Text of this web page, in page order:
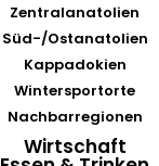
Zentralanatolien
Süd-/Ostanatolien
Kappadokien
Wintersportorte
Nachbarregionen
Wirtschaft